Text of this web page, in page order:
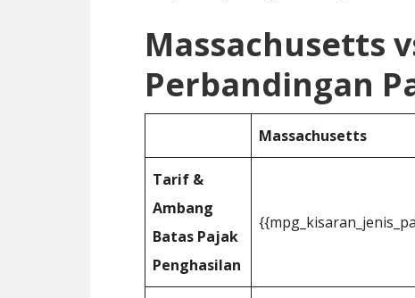
Massachusetts
Perbandingan
Massachusetts
Tarif &
Ambang
Batas Pajak
Penghasilan